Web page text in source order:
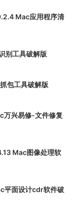
Mac应用程序清
别工具破解版
包工具破解版
兴易修-文件修复
Mac图像处理软
平面设计cdr软件破